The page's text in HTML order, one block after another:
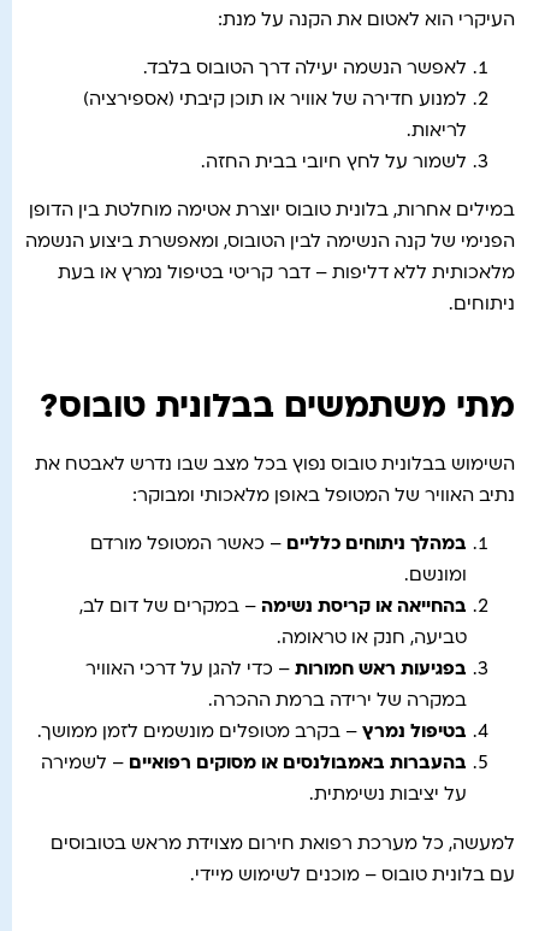
העיקרי הוא לאטום את הקנה על מנת:
לאפשר הנשמה יעילה דרך הטובוס בלבד.
למנוע חדירה של אוויר או תוכן קיבתי (אספירציה)
לריאות.
לשמור על לחץ חיובי בבית החזה.
במילים אחרות, בלונית טובוס יוצרת אטימה מוחלטת בין הדופן
הפנימי של קנה הנשימה לבין הטובוס, ומאפשרת ביצוע הנשמה
מלאכותית ללא דליפות – דבר קריטי בטיפול נמרץ או בעת
ניתוחים.
מתי משתמשים בבלונית טובוס?
השימוש בבלונית טובוס נפוץ בכל מצב שבו נדרש לאבטח את
נתיב האוויר של המטופל באופן מלאכותי ומבוקר:
במהלך ניתוחים כלליים – כאשר המטופל מורדם
ומונשם.
בהחייאה או קריסת נשימה – במקרים של דום לב,
טביעה, חנק או טראומה.
בפגיעות ראש חמורות – כדי להגן על דרכי האוויר
במקרה של ירידה ברמת ההכרה.
בטיפול נמרץ – בקרב מטופלים מונשמים לזמן ממושך.
בהעברות באמבולנסים או מסוקים רפואיים – לשמירה
על יציבות נשימתית.
למעשה, כל מערכת רפואת חירום מצוידת מראש בטובוסים
עם בלונית טובוס – מוכנים לשימוש מיידי.